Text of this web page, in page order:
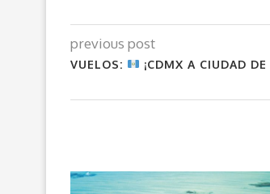
previous post
VUELOS: ¡CDMX A CIUDAD